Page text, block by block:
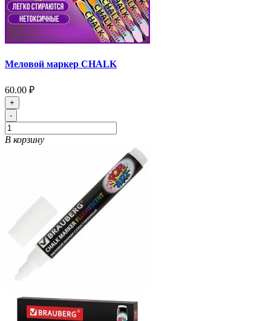
Меловой маркер CHALK
60.00 ₽
+
-
В корзину